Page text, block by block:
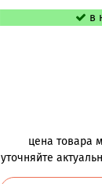
в
цена товара
уточняйте